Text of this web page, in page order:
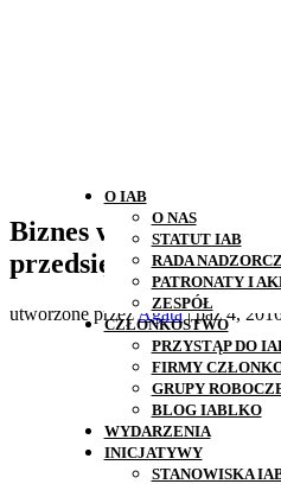
O IAB
O NAS
STATUT IAB
RADA
PATRONATY I
ZESPÓŁ
CZŁONKOSTWO
PRZYSTĄP DO
FIRMY
GRUPY
BLOG IABLKO
WYDARZENIA
INICJATYWY
STANOWISKA
Biznes w sieci –
przedsiębiorczości
utworzone przezAgata|paź 4,